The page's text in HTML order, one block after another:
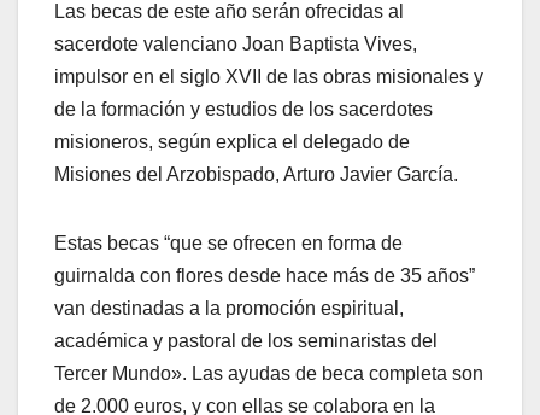
Las becas de este año serán ofrecidas al
sacerdote valenciano Joan Baptista Vives,
impulsor en el siglo XVII de las obras misionales y
de la formación y estudios de los sacerdotes
misioneros, según explica el delegado de
Misiones del Arzobispado, Arturo Javier García.
Estas becas “que se ofrecen en forma de
guirnalda con flores desde hace más de 35 años”
van destinadas a la promoción espiritual,
académica y pastoral de los seminaristas del
Tercer Mundo». Las ayudas de beca completa son
de 2.000 euros, y con ellas se colabora en la